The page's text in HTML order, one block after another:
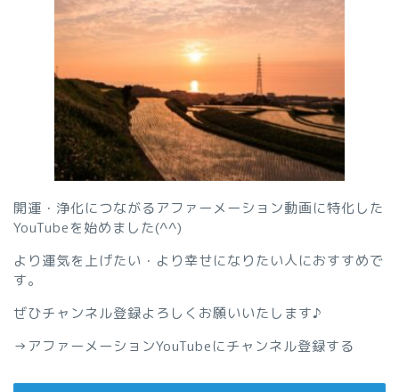
開運・浄化につながるアファーメーション動画に特化した
YouTubeを始めました(^^)
より運気を上げたい・より幸せになりたい人におすすめで
す。
ぜひチャンネル登録よろしくお願いいたします♪
→ アファーメーションYouTubeにチャンネル登録する